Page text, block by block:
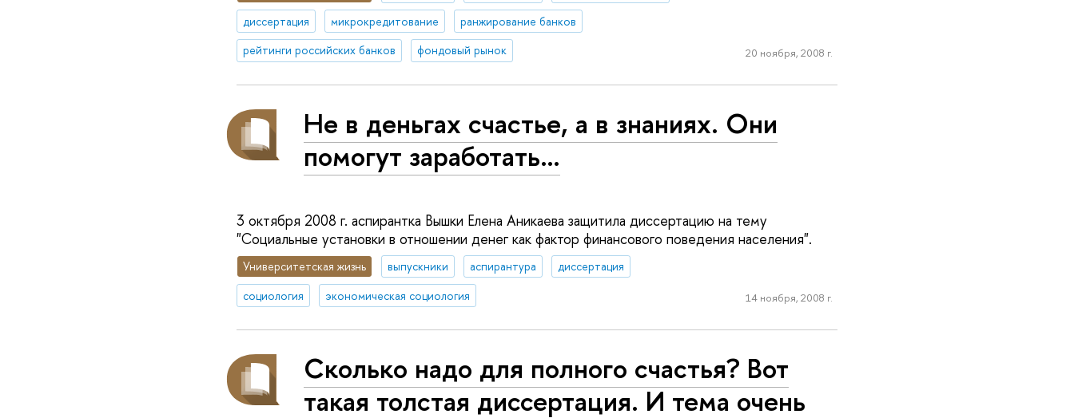
диссертация
микрокредитование
ранжирование банков
рейтинги российских банков
фондовый рынок 20 ноября, 2008 г.
Не в деньгах счастье, а в знаниях. Они
помогут заработать…
3 октября 2008 г. аспирантка Вышки Елена Аникаева защитила диссертацию на тему
"Социальные установки в отношении денег как фактор финансового поведения населения".
Университетская жизнь выпускники аспирантура
диссертация
социология
экономическая социология 14 ноября, 2008 г.
Сколько надо для полного счастья? Вот
такая толстая диссертация. И тема очень